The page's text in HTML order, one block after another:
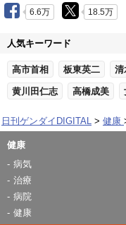
6.6万 18.5万
人気キーワード
高市首相 板東英二 清
黄川田仁志 高橋成美
日刊ゲンダイDIGITAL 健康
健康
病気
治療
病院
健康